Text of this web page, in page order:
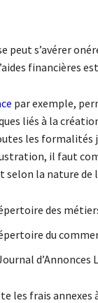
peut s’avérer
financières
par exemple,
liés à la
les formalités
il faut
selon la nature de
des
du
d’Annonces
les frais annexes